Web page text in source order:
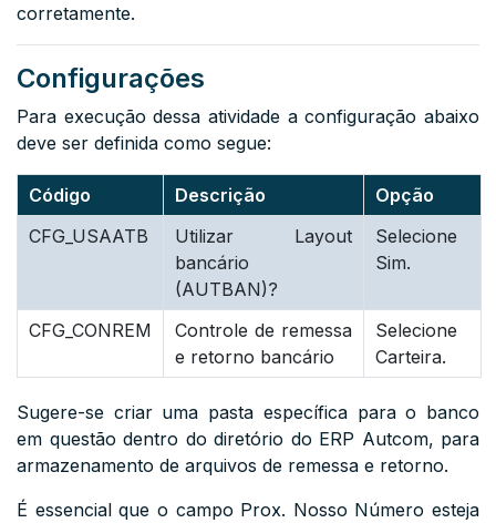
corretamente.
Configurações
Para execução dessa atividade a configuração abaixo
deve ser definida como segue:
Código Descrição
Opção
CFG_USAATB
Utilizar Layout
bancário
(AUTBAN)?
Selecione
Sim.
CFG_CONREM
Controle de remessa
e retorno bancário
Selecione
Carteira.
Sugere-se criar uma pasta específica para o banco
em questão dentro do diretório do ERP Autcom, para
armazenamento de arquivos de remessa e retorno.
É essencial que o campo Prox. Nosso Número esteja